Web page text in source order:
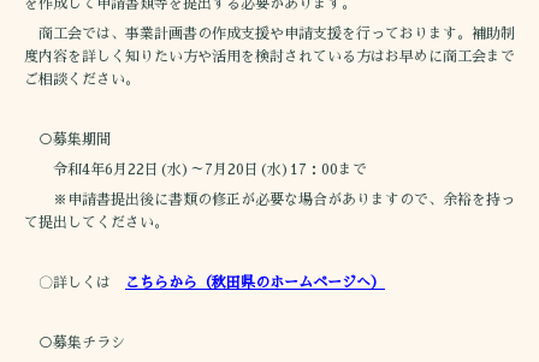
を作成して申請書類等を提出する必要があります。
商工会では、事業計画書の作成支援や申請支援を行っております。補助制
度内容を詳しく知りたい方や活用を検討されている方はお早めに商工会まで
ご相談ください。
○募集期間
令和4年6月22日(水)～7月20日(水)17：00まで
※申請書提出後に書類の修正が必要な場合がありますので、余裕を持っ
て提出してください。
〇詳しくは こちらから（秋田県のホームページへ）
○募集チラシ